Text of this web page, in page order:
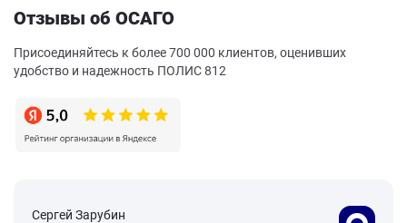
Отзывы об ОСАГО
Присоединяйтесь к более 700 000 клиентов, оценивших
удобство и надежность ПОЛИС 812
Сергей Зарубин